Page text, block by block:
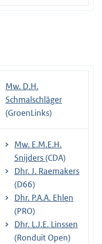
Mw. D.H.
Schmalschläger
(GroenLinks)
Mw. E.M.E.H.
Snijders(CDA)
Dhr. J. Raemakers
(D66)
Dhr. P.A.A. Ehlen
(PRO)
Dhr. L.J.E. Linssen
(Ronduit Open)